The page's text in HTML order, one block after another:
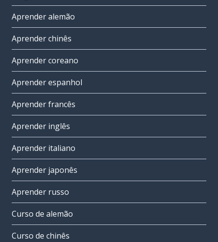
Aprender alemão
Aprender chinês
Aprender coreano
Aprender espanhol
Aprender francês
Aprender inglês
Aprender italiano
Aprender japonês
Aprender russo
Curso de alemão
Curso de chinês